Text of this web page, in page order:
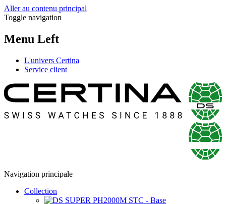
Aller au contenu principal
Toggle navigation
Menu Left
L'univers Certina
Service client
Navigation principale
Collection